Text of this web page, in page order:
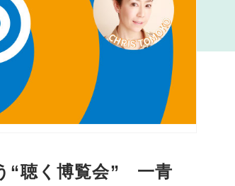
“聴く博覧会” 一青